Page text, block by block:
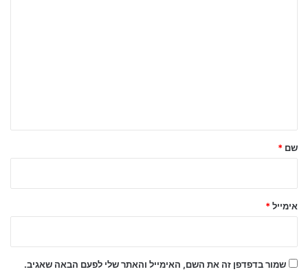
ל
שם *
אימייל *
שמור בדפדפן זה את השם, האימייל והאתר שלי לפעם הבאה שאגיב.